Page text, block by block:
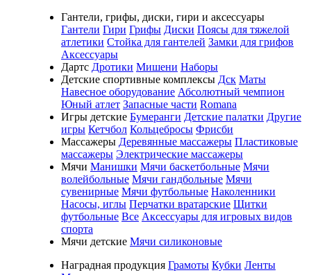
Гантели, грифы, диски, гири и аксессуары
Гантели Гири Грифы Диски Поясы для тяжелой
атлетики Стойка для гантелей Замки для грифов
Аксессуары
Дартс Дротики Мишени Наборы
Детские спортивные комплексы Дск Маты
Навесное оборудование Абсолютный чемпион
Юный атлет Запасные части Romana
Игры детские Бумеранги Детские палатки Другие
игры Кетчбол Кольцебросы Фрисби
Массажеры Деревянные массажеры Пластиковые
массажеры Электрические массажеры
Мячи Манишки Мячи баскетбольные Мячи
волейбольные Мячи гандбольные Мячи
сувенирные Мячи футбольные Наколенники
Насосы, иглы Перчатки вратарские Щитки
футбольные Все Аксессуары для игровых видов
спорта
Мячи детские Мячи силиконовые
Наградная продукция Грамоты Кубки Ленты